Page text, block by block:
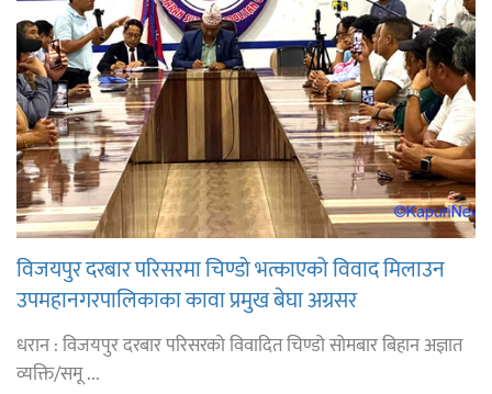
विजयपुर दरबार परिसरमा चिण्डो भत्काएको विवाद मिलाउन
उपमहानगरपालिकाका कावा प्रमुख बेघा अग्रसर
धरान : विजयपुर दरबार परिसरको विवादित चिण्डो सोमबार बिहान अज्ञात
व्यक्ति/समू ...